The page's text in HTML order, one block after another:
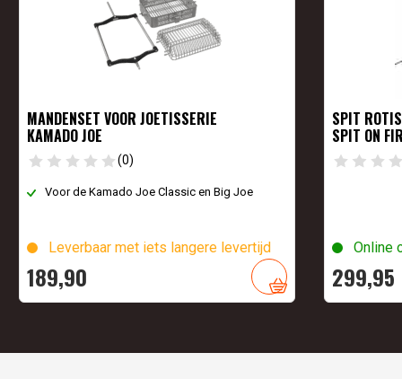
MANDENSET VOOR JOETISSERIE
KAMADO JOE
(0)
Voor de Kamado Joe Classic en Big Joe
Leverbaar met iets langere levertijd
189,90
SPIT
SPIT ON
Online
299,95